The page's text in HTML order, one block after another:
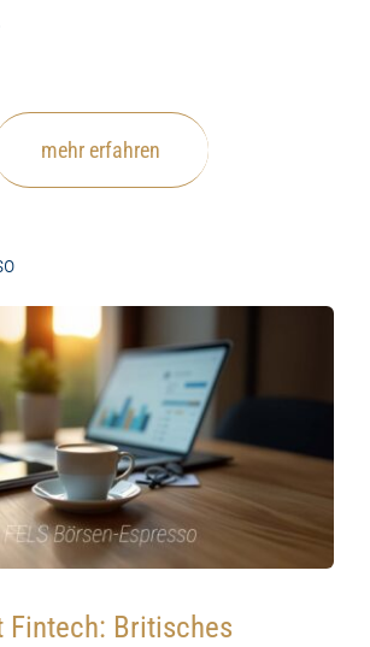
mehr erfahren
Britisches